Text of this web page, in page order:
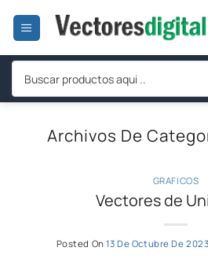
Búsqueda
productos
Archivos De
GRAFICOS
Vectores de
Posted On13 De Octubre De 2023